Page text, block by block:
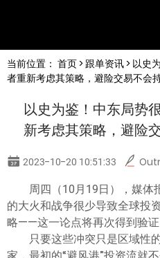
English
简体中文
한글
日本語
当前位置： 首页> 跟单资讯> 以史
者重新考虑其策略，避险交易不会
以史为鉴！中东局势
新考虑其策略，避险
2023-10-20 10:51:33
周四（10月19日），媒体
的大火和战争很少导致全球投
略——这一论点将再次得到验证
只要这些冲突只是区域性